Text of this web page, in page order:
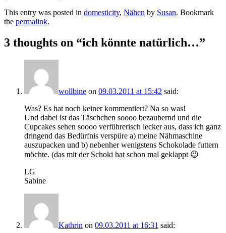
This entry was posted in domesticity, Nähen by Susan. Bookmark
the permalink.
3 thoughts on “ich könnte natürlich…”
wollbine on 09.03.2011 at 15:42 said:
Was? Es hat noch keiner kommentiert? Na so was!
Und dabei ist das Täschchen soooo bezaubernd und die
Cupcakes sehen soooo verführerisch lecker aus, dass ich ganz
dringend das Bedürfnis verspüre a) meine Nähmaschine
auszupacken und b) nebenher wenigstens Schokolade futtern
möchte. (das mit der Schoki hat schon mal geklappt 😉
LG
Sabine
Kathrin on 09.03.2011 at 16:31 said: